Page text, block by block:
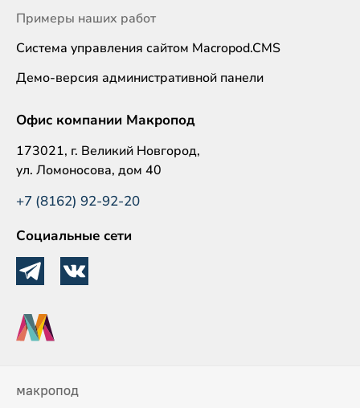
Примеры наших работ
Система управления сайтом Macropod.CMS
Демо-версия административной панели
Офис компании Макропод
173021, г. Великий Новгород,
ул. Ломоносова, дом 40
+7 (8162) 92-92-20
Социальные сети
макропод